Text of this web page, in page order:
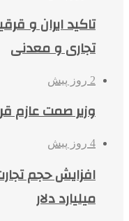
تاکید ایران و
تجاری و معدنی
2 روز پیش
وزیر صمت عازم
4 روز پیش
میلیارد دلار